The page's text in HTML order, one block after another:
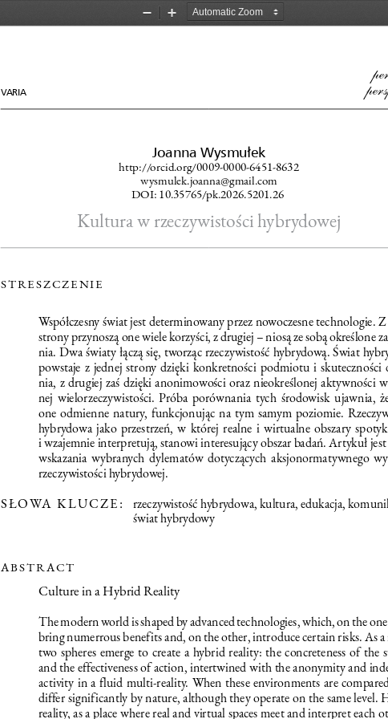
Zoom
Zoom
VARIA
Joanna Wysmułek
http://orcid.org/0009-0000-6451-8632
wysmulek.joanna@gmail.com
DOI: 10.35765/pk.2026.5201.26
Kultura w rzeczywistości hybrydowej
STRESZCZENIE
Współczesny świat jest determinowany przez nowoczesne technologie.
strony przynoszą one wiele korzyści, z drugiej – niosą ze sobą określone
nia. Dwa światy łączą się, tworząc rzeczywistość hybrydową. Świat
powstaje z jednej strony dzięki konkretności podmiotu i skuteczności
nia, z drugiej zaś dzięki anonimowości oraz nieokreślonej aktywności
nej wielorzeczywistości. Próba porównania tych środowisk ujawnia,
one odmienne natury, funkcjonując na tym samym poziomie.
hybrydowa jako przestrzeń, w której realne i wirtualne obszary
i wzajemnie interpretują, stanowi interesujący obszar badań. Artykuł
wskazania wybranych dylematów dotyczących aksjonormatywnego
rzeczywistości hybrydowej.
SŁOWA KLUCZE:
rzeczywistość hybrydowa, kultura, edukacja,
świat hybrydowy
ABSTRACT
Culture in a Hybrid Reality
The modern world is shaped by advanced technologies, which, on the one
bring numerrous benefits and, on the other, introduce certain risks. As a
two spheres emerge to create a hybrid reality: the concreteness of the
and the effectiveness of action, intertwined with the anonymity and
activity in a fluid multi-reality. When these environments are
differ significantly by nature, although they operate on the same level.
reality, as a place where real and virtual spaces meet and interpret each